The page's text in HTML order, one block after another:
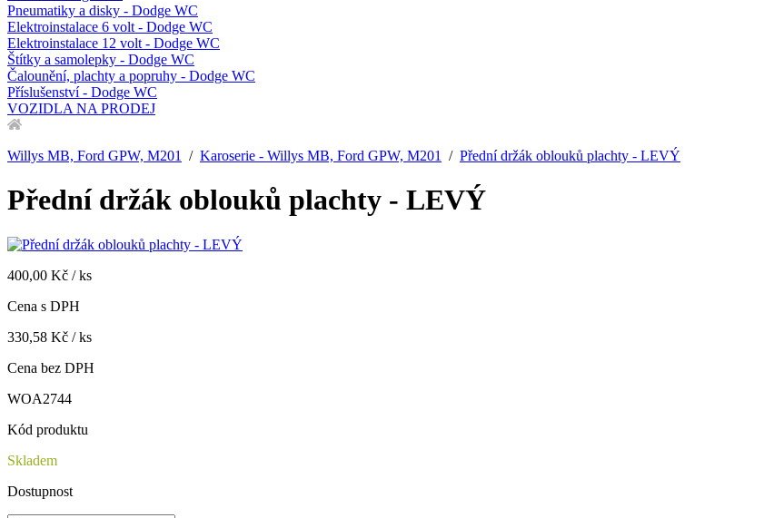
Pneumatiky a disky - Dodge WC
Elektroinstalace 6 volt - Dodge WC
Elektroinstalace 12 volt - Dodge WC
Štítky a samolepky - Dodge WC
Čalounění, plachty a popruhy - Dodge WC
Příslušenství - Dodge WC
VOZIDLA NA PRODEJ
Willys MB, Ford GPW, M201 / Karoserie - Willys MB, Ford GPW, M201 / Přední držák oblouků plachty - LEVÝ
Přední držák oblouků plachty - LEVÝ
400,00 Kč / ks
Cena s DPH
330,58 Kč / ks
Cena bez DPH
WOA2744
Kód produktu
Skladem
Dostupnost